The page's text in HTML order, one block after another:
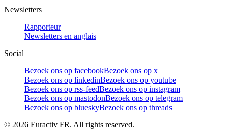
Newsletters
Rapporteur
Newsletters en anglais
Social
Bezoek ons op facebookBezoek ons op x
Bezoek ons op linkedinBezoek ons op youtube
Bezoek ons op rss-feedBezoek ons op instagram
Bezoek ons op mastodonBezoek ons op telegram
Bezoek ons op blueskyBezoek ons op threads
© 2026 Euractiv FR. All rights reserved.